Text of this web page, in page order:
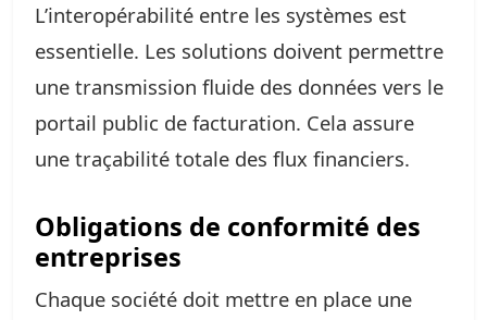
L’interopérabilité entre les systèmes est
essentielle. Les solutions doivent permettre
une transmission fluide des données vers le
portail public de facturation. Cela assure
une traçabilité totale des flux financiers.
Obligations de conformité des
entreprises
Chaque société doit mettre en place une